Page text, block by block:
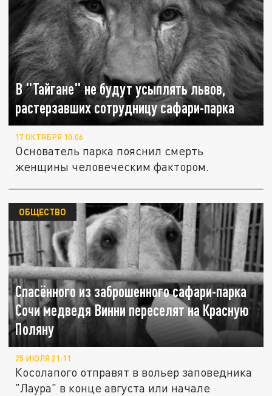
В "Тайгане" не будут усыплять львов,
растерзавших сотрудницу сафари-парка
17 ОКТЯБРЯ 10:06
Основатель парка пояснил смерть
женщины человеческим фактором.
Спасённого из заброшенного сафари-парка
Сочи медведя Винни переселят на Красную
Поляну
ОБЩЕСТВО
25 ИЮЛЯ 21:11
Косолапого отправят в вольер заповедника
"Лаура" в конце августа или начале